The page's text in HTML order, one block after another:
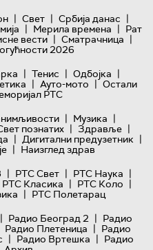
| Свет | Србија данас |
| Мерила времена | Рат
вести | Сматрачница |
2026
| Тенис | Одбојка |
| Ауто-мото | Остали
РТС
| Музика |
познатих | Здравље |
| Дигитални предузетник |
| Наизглед здрав
| РТС Свет | РТС Наука |
РТС Класика | РТС Коло |
| РТС Полетарац
| Радио Београд 2 | Радио
Радио Плетеница | Радио
| Радио Вртешка | Радио